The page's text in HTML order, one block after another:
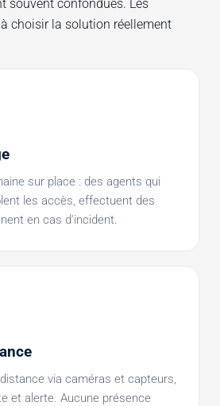
souvent confondues. Les
choisir la solution réellement
sur place : des agents qui
les accès, effectuent des
en cas d'incident.
via caméras et capteurs,
et alerte. Aucune présence